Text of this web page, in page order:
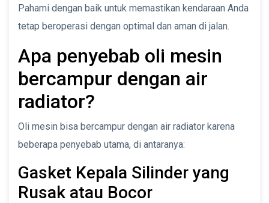
Pahami dengan baik untuk memastikan kendaraan Anda
tetap beroperasi dengan optimal dan aman di jalan.
Apa penyebab oli mesin
bercampur dengan air
radiator?
Oli mesin bisa bercampur dengan air radiator karena
beberapa penyebab utama, di antaranya:
Gasket Kepala Silinder yang
Rusak atau Bocor